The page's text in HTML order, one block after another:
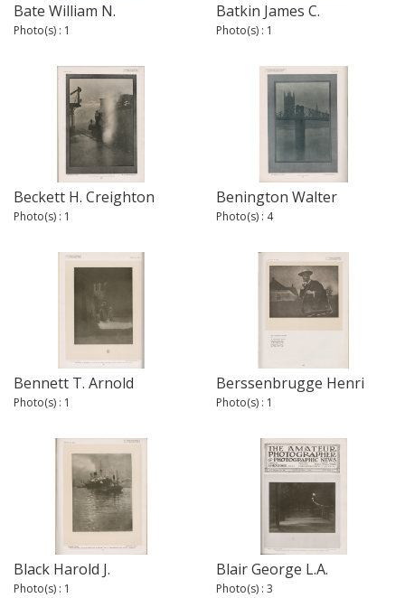
Bate William N.
Photo(s) : 1
Batkin James C.
Photo(s) : 1
Beckett H. Creighton
Photo(s) : 1
Benington Walter
Photo(s) : 4
Bennett T. Arnold
Photo(s) : 1
Berssenbrugge Henri
Photo(s) : 1
Black Harold J.
Photo(s) : 1
Blair George L.A.
Photo(s) : 3